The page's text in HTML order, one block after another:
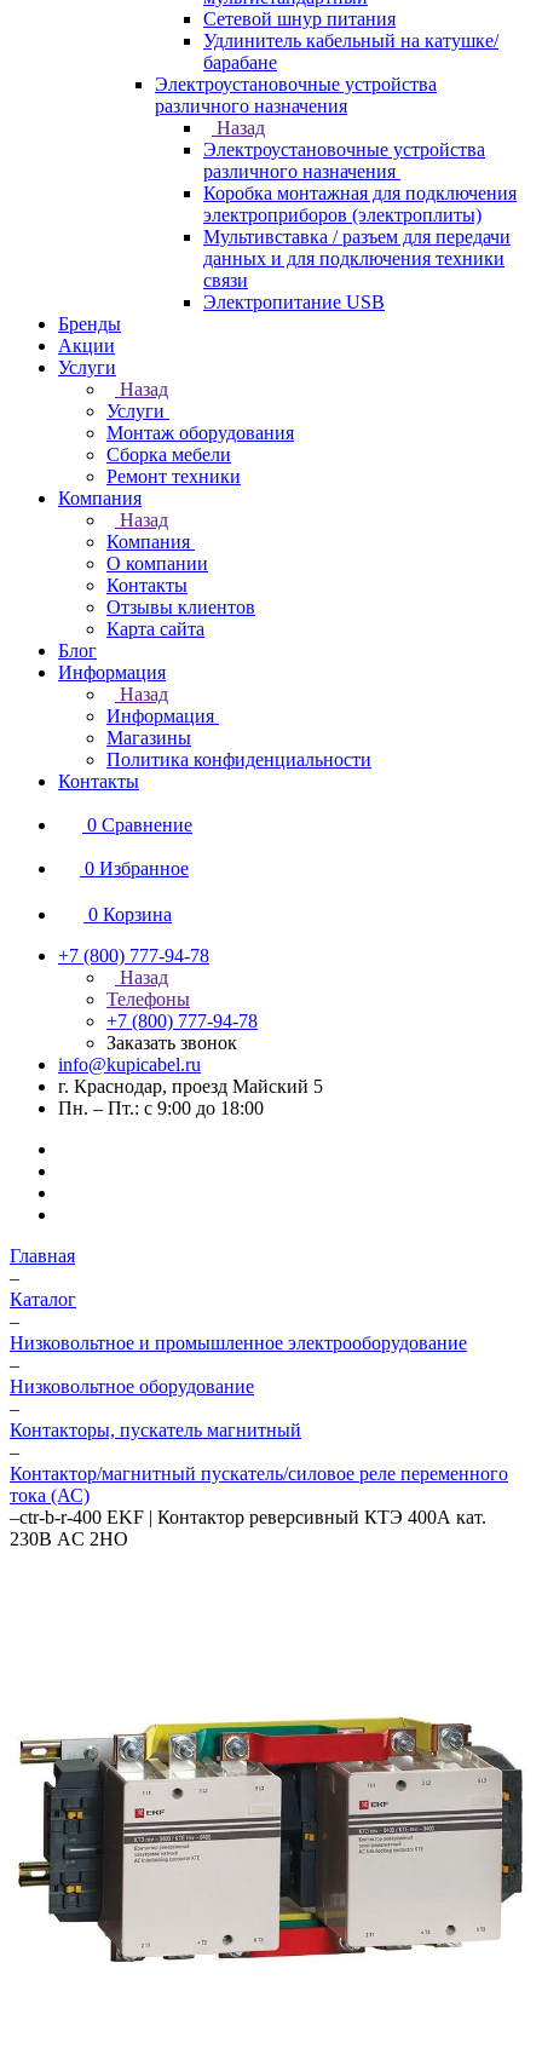
Сетевой шнур питания
Удлинитель кабельный на катушке/
барабане
Электроустановочные устройства
различного назначения
Назад
Электроустановочные устройства
различного назначения
Коробка монтажная для подключения
электроприборов (электроплиты)
Мультивставка / разъем для передачи
данных и для подключения техники
связи
Электропитание USB
Бренды
Акции
Услуги
Назад
Услуги
Монтаж оборудования
Сборка мебели
Ремонт техники
Компания
Назад
Компания
О компании
Контакты
Отзывы клиентов
Карта сайта
Блог
Информация
Назад
Информация
Магазины
Политика конфиденциальности
Контакты
0 Сравнение
0 Избранное
0 Корзина
+7 (800) 777-94-78
Назад
Телефоны
+7 (800) 777-94-78
Заказать звонок
info@kupicabel.ru
г. Краснодар, проезд Майский 5
Пн. – Пт.: с 9:00 до 18:00
Главная
–
Каталог
–
Низковольтное и промышленное электрооборудование
–
Низковольтное оборудование
–
Контакторы, пускатель магнитный
–
Контактор/магнитный пускатель/силовое реле переменного
тока (АС)
–ctr-b-r-400 EKF | Контактор реверсивный КТЭ 400А кат.
230В AC 2НО